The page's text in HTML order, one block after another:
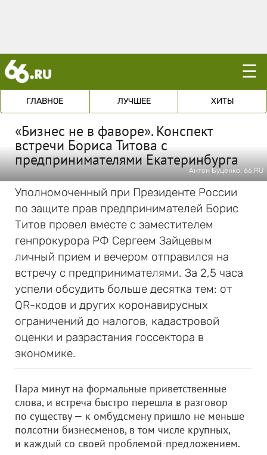
☰
ГЛАВНОЕ ЛУЧШЕЕ ХИТЫ
«Бизнес не в фаворе». Конспект
встречи Бориса Титова с
предпринимателями Екатеринбурга
Антон Буценко, 66.RU
Уполномоченный при Президенте России
по защите прав предпринимателей Борис
Титов провел вместе с заместителем
генпрокурора РФ Сергеем Зайцевым
личный прием и вечером отправился на
встречу с предпринимателями. За 2,5 часа
успели обсудить больше десятка тем: от
QR-кодов и других коронавирусных
ограничений до налогов, кадастровой
оценки и разрастания госсектора в
экономике.
Пара минут на формальные приветственные
слова, и встреча быстро перешла в разговор
по существу — к омбудсмену пришло не меньше
полсотни бизнесменов, в том числе крупных,
и каждый со своей проблемой-предложением.